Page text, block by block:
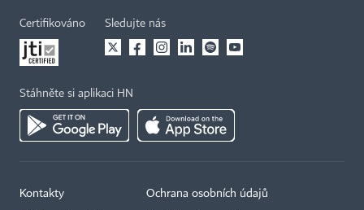
Certifikováno Sledujte nás
Stáhněte si aplikaci HN
Kontakty Ochrana osobních údajů